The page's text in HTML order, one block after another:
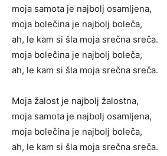
moja samota je najbolj osamljena,
moja bolečina je najbolj boleča,
ah, le kam si šla moja srečna sreča.
moja bolečina je najbolj boleča,
ah, le kam si šla moja srečna sreča.
Moja žalost je najbolj žalostna,
moja samota je najbolj osamljena,
moja bolečina je najbolj boleča,
ah, le kam si šla moja srečna sreča.